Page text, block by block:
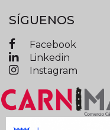
SÍGUENOS
Facebook
Linkedin
Instagram